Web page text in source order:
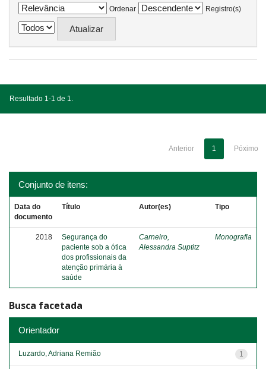
Ordenar
Registro(s)
Resultado 1-1 de 1.
Anterior 1 Póximo
Conjunto de itens:
Data do
documento
Título Autor(es) Tipo
2018
Segurança do
paciente sob a ótica
dos profissionais da
atenção primária à
saúde
Carneiro,
Alessandra Suptitz
Monografia
Busca facetada
Orientador
1
Luzardo, Adriana Remião